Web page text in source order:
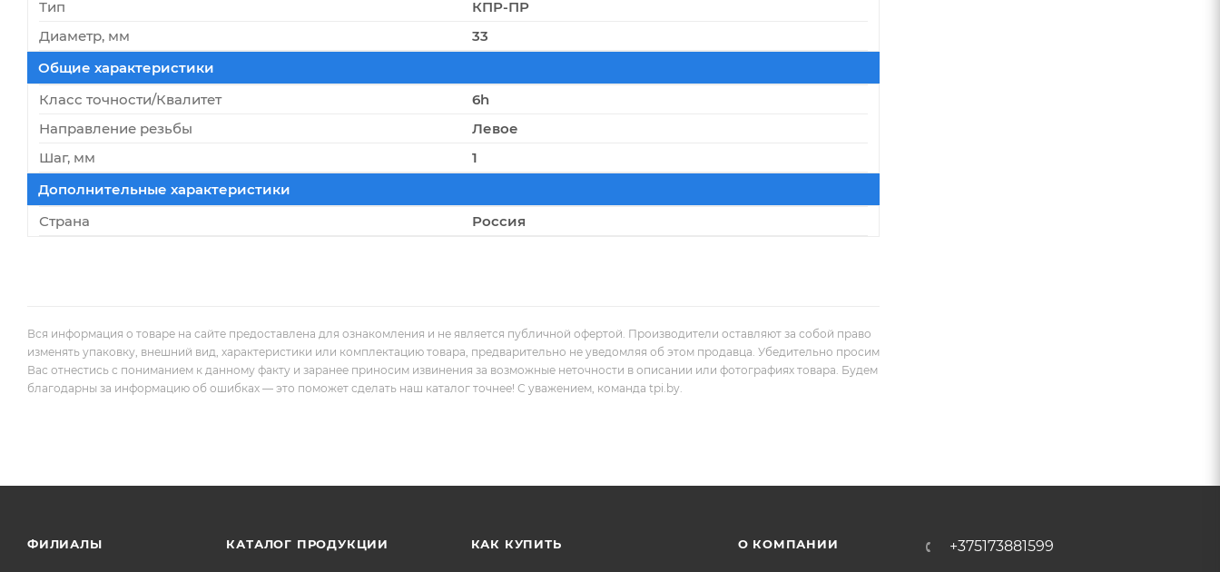
Тип
КПР-ПР
Диаметр, мм
33
Общие характеристики
Класс точности/Квалитет
6h
Направление резьбы
Левое
Шаг, мм
1
Дополнительные характеристики
Страна
Россия
Вся информация о товаре на сайте предоставлена для ознакомления и не является публичной офертой. Производители оставляют за собой право
изменять упаковку, внешний вид, характеристики или комплектацию товара, предварительно не уведомляя об этом продавца. Убедительно просим
Вас отнестись с пониманием к данному факту и заранее приносим извинения за возможные неточности в описании или фотографиях товара. Будем
благодарны за информацию об ошибках — это поможет сделать наш каталог точнее! С уважением, команда tpi.by.
ФИЛИАЛЫ КАТАЛОГ ПРОДУКЦИИ КАК КУПИТЬ О КОМПАНИИ +375173881599